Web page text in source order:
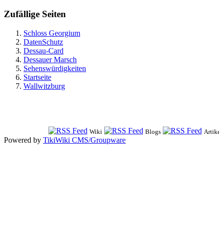
Zufällige Seiten
Schloss Georgium
DatenSchutz
Dessau-Card
Dessauer Marsch
Sehenswürdigkeiten
Startseite
Wallwitzburg
Wiki Blogs
Powered by TikiWiki CMS/Groupware